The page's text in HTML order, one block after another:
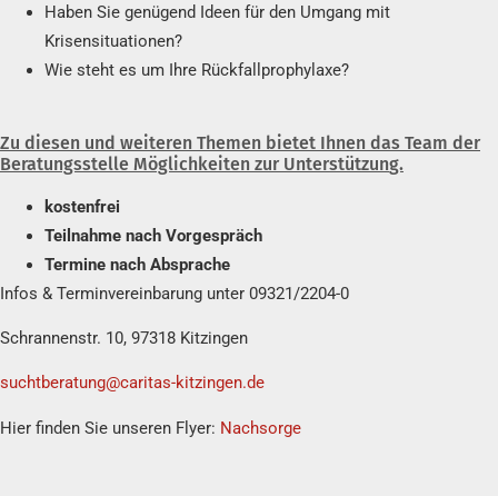
Haben Sie genügend Ideen für den Umgang mit
Krisensituationen?
Wie steht es um Ihre Rückfallprophylaxe?
Zu diesen und weiteren Themen bietet Ihnen das Team der
Beratungsstelle Möglichkeiten zur Unterstützung.
kostenfrei
Teilnahme nach Vorgespräch
Termine nach Absprache
Infos & Terminvereinbarung unter 09321/2204-0
Schrannenstr. 10, 97318 Kitzingen
suchtberatung@caritas-kitzingen.de
Hier finden Sie unseren Flyer: Nachsorge